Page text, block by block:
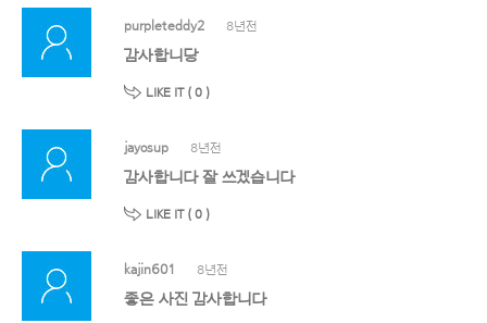
purpleteddy2 8년전
감사합니당
LIKE IT ( 0 )
jayosup 8년전
감사합니다 잘 쓰겠습니다
LIKE IT ( 0 )
kajin601 8년전
좋은 사진 감사합니다